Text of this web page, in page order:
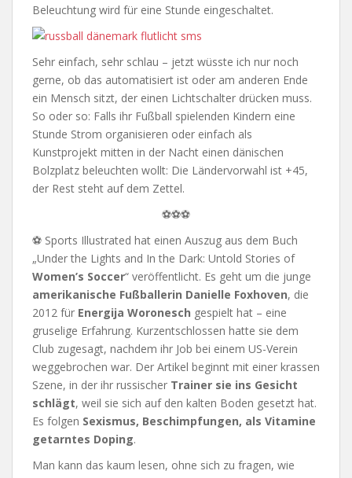
Beleuchtung wird für eine Stunde eingeschaltet.
Sehr einfach, sehr schlau – jetzt wüsste ich nur noch
gerne, ob das automatisiert ist oder am anderen Ende
ein Mensch sitzt, der einen Lichtschalter drücken muss.
So oder so: Falls ihr Fußball spielenden Kindern eine
Stunde Strom organisieren oder einfach als
Kunstprojekt mitten in der Nacht einen dänischen
Bolzplatz beleuchten wollt: Die Ländervorwahl ist +45,
der Rest steht auf dem Zettel.
⚽⚽⚽
⚽ Sports Illustrated hat einen Auszug aus dem Buch
„Under the Lights and In the Dark: Untold Stories of
Women’s Soccer“ veröffentlicht. Es geht um die junge
amerikanische Fußballerin Danielle Foxhoven, die
2012 für Energija Woronesch gespielt hat – eine
gruselige Erfahrung. Kurzentschlossen hatte sie dem
Club zugesagt, nachdem ihr Job bei einem US-Verein
weggebrochen war. Der Artikel beginnt mit einer krassen
Szene, in der ihr russischer Trainer sie ins Gesicht
schlägt, weil sie sich auf den kalten Boden gesetzt hat.
Es folgen Sexismus, Beschimpfungen, als Vitamine
getarntes Doping.
Man kann das kaum lesen, ohne sich zu fragen, wie